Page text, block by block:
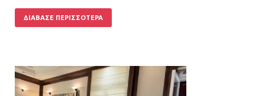
ΔΙΆΒΑΣΕ ΠΕΡΙΣΣΌΤΕΡΑ